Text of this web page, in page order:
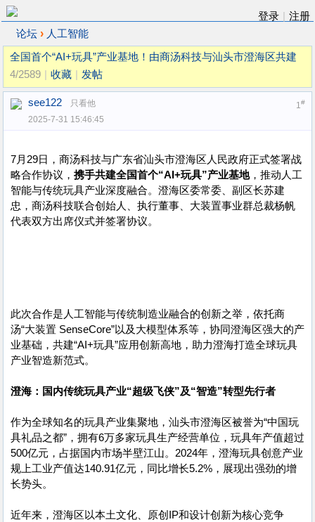
登录
注册
论坛 › 人工智能
全国首个“AI+玩具”产业基地！由商汤科技与汕头市澄海区共建
4/2589
收藏 发帖
1#
see122
只看他
2025-7-31 15:46:45
7月29日，商汤科技与广东省汕头市澄海区人民政府正式签署战
略合作协议， 携手共建全国首个“AI+玩具”产业基地，推动人工
智能与传统玩具产业深度融合。澄海区委常委、副区长苏建
忠，商汤科技联合创始人、执行董事、大装置事业群总裁杨帆
代表双方出席仪式并签署协议。
此次合作是人工智能与传统制造业融合的创新之举，依托商
汤“大装置 SenseCore”以及大模型体系等，协同澄海区强大的产
业基础，共建“AI+玩具”应用创新高地，助力澄海打造全球玩具
产业智造新范式。
澄海：国内传统玩具产业“超级飞侠”及“智造”转型先行者
作为全球知名的玩具产业集聚地，汕头市澄海区被誉为“中国玩
具礼品之都”，拥有6万多家玩具生产经营单位，玩具年产值超过
500亿元，占据国内市场半壁江山。2024年，澄海玩具创意产业
规上工业产值达140.91亿元，同比增长5.2%，展现出强劲的增
长势头。
近年来，澄海区以本土文化、原创IP和设计创新为核心竞争